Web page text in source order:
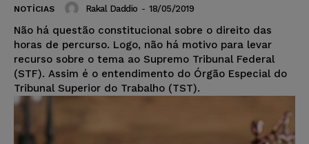
NOTÍCIAS Rakal Daddio - 18/05/2019
Não há questão constitucional sobre o direito das
horas de percurso. Logo, não há motivo para levar
recurso sobre o tema ao Supremo Tribunal Federal
(STF). Assim é o entendimento do Órgão Especial do
Tribunal Superior do Trabalho (TST).